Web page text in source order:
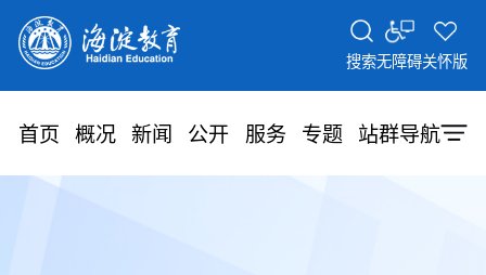
搜索无障碍关怀版
首页 概况 新闻 公开 服务 专题 站群导航